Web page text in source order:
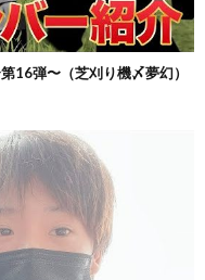
16弾〜（芝刈り機〆夢幻）